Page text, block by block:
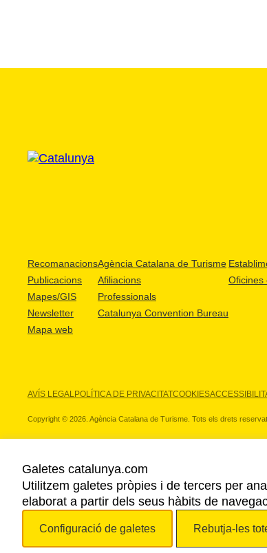
Recomanacions
Publicacions
Mapes/GIS
Newsletter
Mapa web
Agència Catalana de Turisme
Afiliacions
Professionals
Catalunya Convention Bureau
Oficines
AVÍS LEGALPOLÍTICA DE PRIVACITATCOOKIES
Copyright © 2026. Agència Catalana de Turisme. Tots els drets
ELS NOSTRES PARTNERS
Galetes catalunya.com
Utilitzem galetes pròpies i de tercers per
elaborat a partir dels seus hàbits de
Configuració de galetes Rebutja-les